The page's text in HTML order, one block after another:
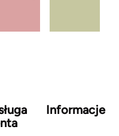
Informacje